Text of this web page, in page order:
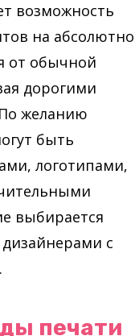
возможность
на абсолютно
от обычной
дорогими
желанию
быть
логотипами,
выбирается
с
печати